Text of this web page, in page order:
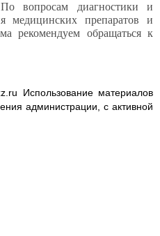
По вопросам диагностики и
медицинских препаратов и
рекомендуем обращаться к
Использование материалов
администрации, с активной